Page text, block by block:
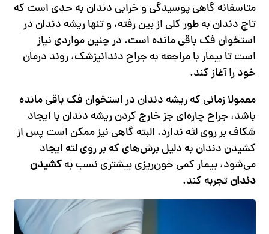
متاسفانه گاهی پوسیدگی و خرابی دندان به حدی است که
تاج دندان به طور کلی از بین رفته، و تنها ریشه دندان در
استخوان فک باقی مانده است. در چنین مواردی نیاز
است تا بیمار با مراجعه به جراح دندانپزشک، روند درمان
خود را آغاز کند.
معمولا زمانی که ریشه دندان در استخوان فک باقی مانده
باشد، جراح چاره‌ای جز خارج کردن ریشه دندان با ایجاد
شکاف بر روی لثه ندارد. البته گاهی نیز ممکن است پس از
کشیدن دندان به دلیل برش‌های که بر روی لثه ایجاد
می‌شود، بیمار کمی خون‌ریزی بیشتری نسب بهکشیدن
دندانتجربه کند.